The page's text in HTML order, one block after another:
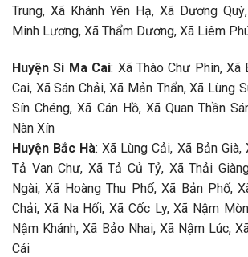
Trung, Xã Khánh Yên Hạ, Xã Dương
Minh Lương, Xã Thẩm Dương, Xã Liêm
Huyện Si Ma Cai: Xã Thào Chư Phìn, Xã
Cai, Xã Sán Chải, Xã Mản Thẩn, Xã Lùng
Sín Chéng, Xã Cán Hồ, Xã Quan Thần
Nàn Xín
Huyện Bắc Hà: Xã Lùng Cải, Xã Bản Già,
Tả Van Chư, Xã Tả Củ Tỷ, Xã Thải
Ngài, Xã Hoàng Thu Phố, Xã Bản Phố,
Chải, Xã Na Hối, Xã Cốc Ly, Xã Nậm
Nậm Khánh, Xã Bảo Nhai, Xã Nậm Lúc,
Cái